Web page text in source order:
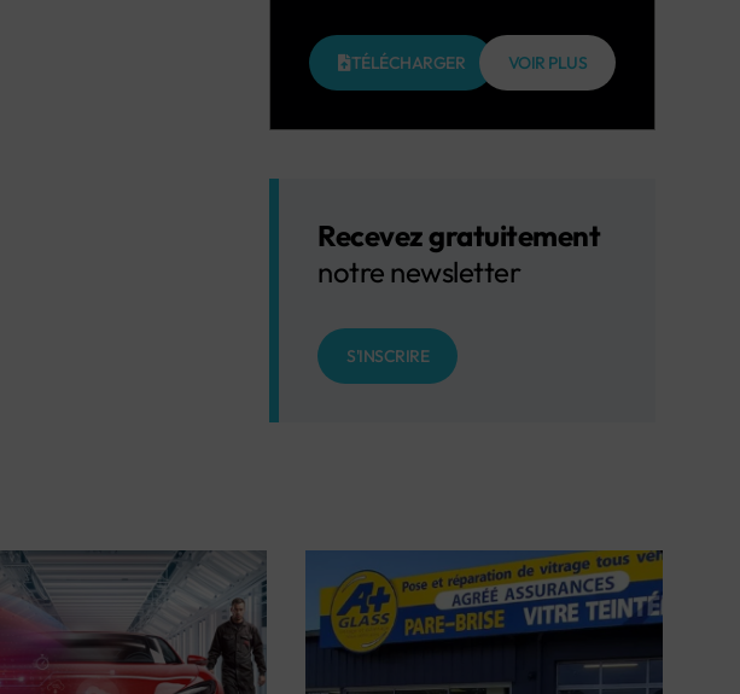
TÉLÉCHARGER VOIR PLUS
Recevez gratuitement
notre newsletter
S'INSCRIRE